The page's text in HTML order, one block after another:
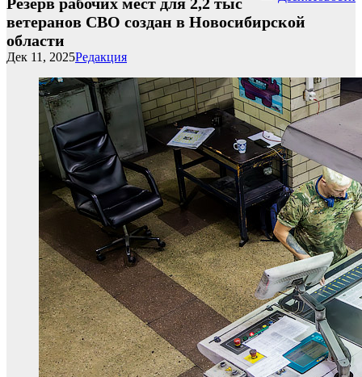
ветеранов СВО создан в Новосибирской
области
Редакция
Дек 11, 2025